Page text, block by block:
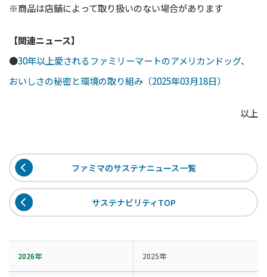
※商品は店舗によって取り扱いのない場合があります
【関連ニュース】
●30年以上愛されるファミリーマートのアメリカンドッグ、
おいしさの秘密と環境の取り組み（2025年03月18日）
以上
ファミマのサステナニュース一覧
サステナビリティTOP
2026年 2025年